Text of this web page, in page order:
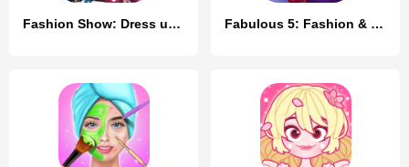
Fashion Show: Dress up Games Fabulous 5: Fashion & Dress-up